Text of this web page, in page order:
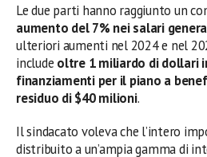
Le due parti hanno raggiunto un
aumento del 7% nei salari
ulteriori aumenti nel 2024 e nel
include oltre 1 miliardo di dollari
finanziamenti per il piano a
residuo di $40 milioni.
Il sindacato voleva che l’intero
distribuito a un’ampia gamma di